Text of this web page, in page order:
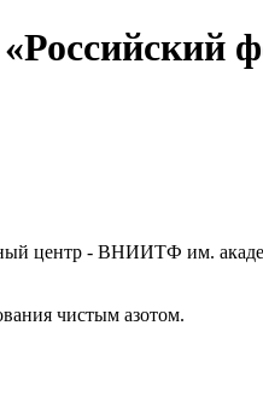
центр - ВНИИТФ им.
чистым азотом.